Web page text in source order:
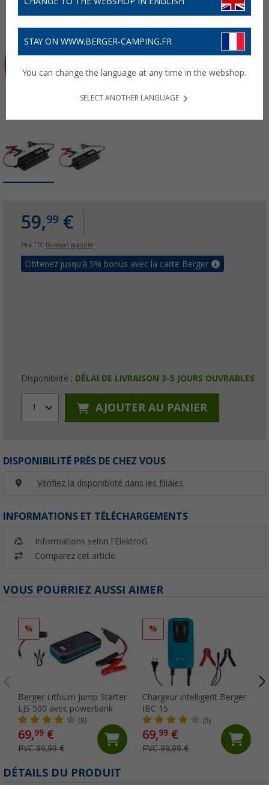
59,99 €
Prix TTC livraison gratuite
Obtenez jusqu'à 5% bonus avec la carte Berger
Disponibilité : DÉLAI DE LIVRAISON 3-5 JOURS OUVRABLES
1 AJOUTER AU PANIER
DISPONIBILITÉ PRÈS DE CHEZ VOUS
Vérifiez la disponibilité dans les filiales
INFORMATIONS ET TÉLÉCHARGEMENTS
Informations selon l'ElektroG
Comparez cet article
VOUS POURRIEZ AUSSI AIMER
%
Berger Lithium Jump Starter
LJS 500 avec powerbank
(8)
69,99 €
PVC 99,99 €
%
Chargeur intelligent Berger
IBC 15
(5)
69,99€
PVC 99,99 €
DÉTAILS DU PRODUIT
STAY ON WWW.BERGER-CAMPING.FR
You can change the language at any time in the webshop.
SELECT ANOTHER LANGUAGE